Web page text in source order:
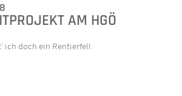
AM HGÖ
ich doch ein Rentierfell.